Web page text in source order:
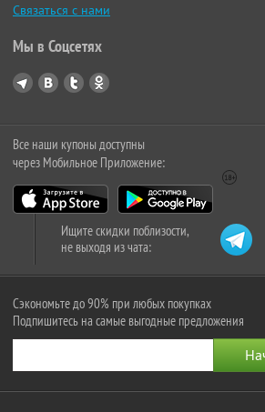
Связаться с нами
Мы в Соцсетях
Все наши купоны доступны
через Мобильное Приложение:
Ищите скидки поблизости,
не выходя из чата:
Сэкономьте до 90% при любых покупках
Подпишитесь на самые выгодные предложения